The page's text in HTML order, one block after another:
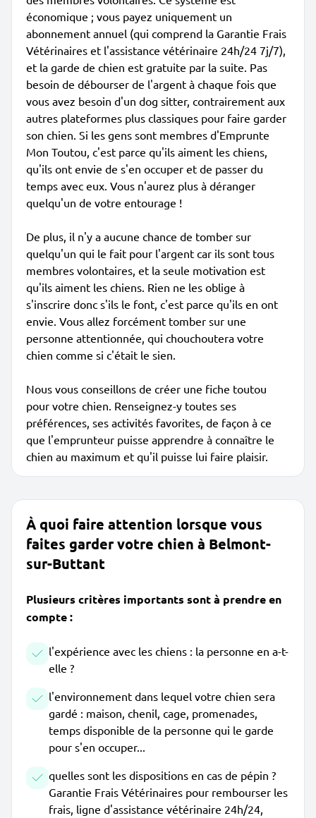
économique ; vous payez uniquement un
abonnement annuel (qui comprend la Garantie Frais
Vétérinaires et l'assistance vétérinaire 24h/24 7j/7),
et la garde de chien est gratuite par la suite. Pas
besoin de débourser de l'argent à chaque fois que
vous avez besoin d'un dog sitter, contrairement aux
autres plateformes plus classiques pour faire garder
son chien. Si les gens sont membres d'Emprunte
Mon Toutou, c'est parce qu'ils aiment les chiens,
qu'ils ont envie de s'en occuper et de passer du
temps avec eux. Vous n'aurez plus à déranger
quelqu'un de votre entourage !
De plus, il n'y a aucune chance de tomber sur
quelqu'un qui le fait pour l'argent car ils sont tous
membres volontaires, et la seule motivation est
qu'ils aiment les chiens. Rien ne les oblige à
s'inscrire donc s'ils le font, c'est parce qu'ils en ont
envie. Vous allez forcément tomber sur une
personne attentionnée, qui chouchoutera votre
chien comme si c'était le sien.
Nous vous conseillons de créer une fiche toutou
pour votre chien. Renseignez-y toutes ses
préférences, ses activités favorites, de façon à ce
que l'emprunteur puisse apprendre à connaître le
chien au maximum et qu'il puisse lui faire plaisir.
À quoi faire attention lorsque vous
faites garder votre chien à Belmont-
sur-Buttant
Plusieurs critères importants sont à prendre en
compte :
l'expérience avec les chiens : la personne en a-t-
elle ?
l'environnement dans lequel votre chien sera
gardé : maison, chenil, cage, promenades,
temps disponible de la personne qui le garde
pour s'en occuper...
quelles sont les dispositions en cas de pépin ?
Garantie Frais Vétérinaires pour rembourser les
frais, ligne d'assistance vétérinaire 24h/24,